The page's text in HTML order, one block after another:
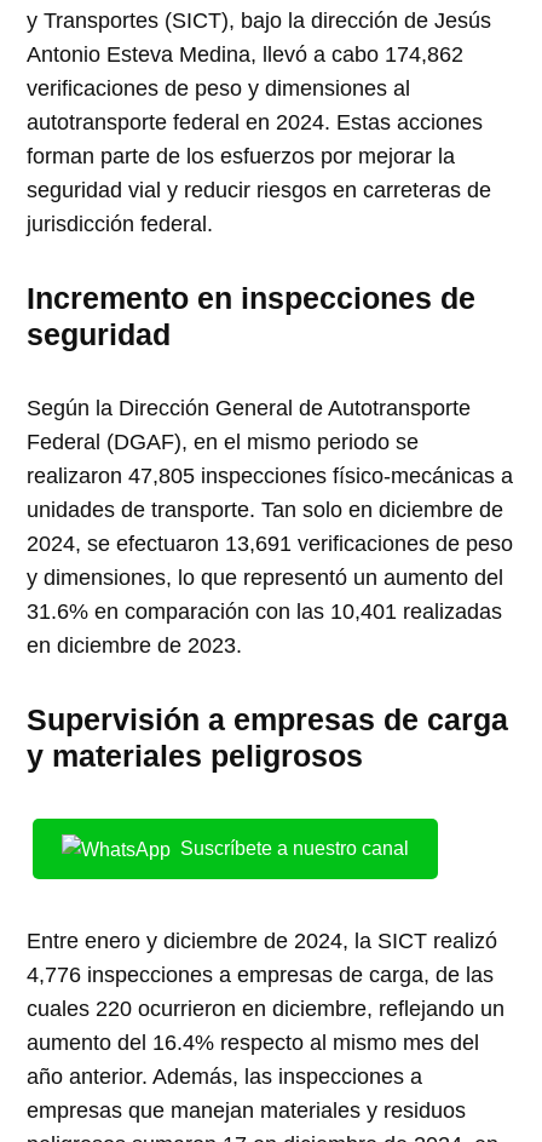
y Transportes (SICT), bajo la dirección de Jesús
Antonio Esteva Medina, llevó a cabo 174,862
verificaciones de peso y dimensiones al
autotransporte federal en 2024. Estas acciones
forman parte de los esfuerzos por mejorar la
seguridad vial y reducir riesgos en carreteras de
jurisdicción federal.
Incremento en inspecciones de
seguridad
Según la Dirección General de Autotransporte
Federal (DGAF), en el mismo periodo se
realizaron 47,805 inspecciones físico-mecánicas a
unidades de transporte. Tan solo en diciembre de
2024, se efectuaron 13,691 verificaciones de peso
y dimensiones, lo que representó un aumento del
31.6% en comparación con las 10,401 realizadas
en diciembre de 2023.
Supervisión a empresas de carga
y materiales peligrosos
Suscríbete a nuestro canal
Entre enero y diciembre de 2024, la SICT realizó
4,776 inspecciones a empresas de carga, de las
cuales 220 ocurrieron en diciembre, reflejando un
aumento del 16.4% respecto al mismo mes del
año anterior. Además, las inspecciones a
empresas que manejan materiales y residuos